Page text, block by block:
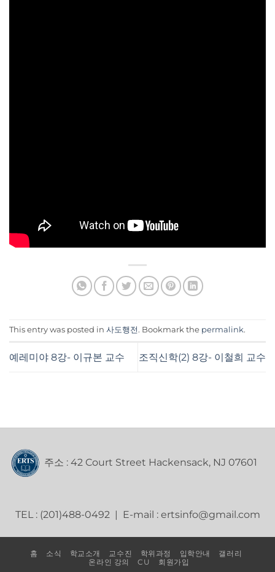
This entry was posted in 사도행전 . Bookmark the permalink.
예레미야 8강- 이규본 교수 조직신학(2) 8강- 이철희 교수
주소 : 42 Court Street Hackensack, NJ 07601
TEL : (201)488-0492 | E-mail : ertsinfo@gmail.com
홈 소식 학교소개 교수진 학위과정 입학안내
갤러리
온라인 강의
CU 회원가입